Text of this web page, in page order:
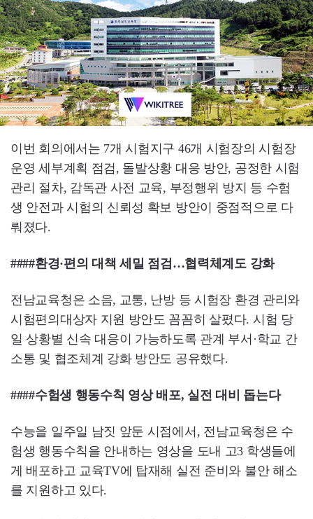
이번 회의에서는 7개 시험지구 46개 시험장의 시험장
운영 세부계획 점검, 돌발상황 대응 방안, 공정한 시험
관리 절차, 감독관 사전 교육, 부정행위 방지 등 수험
생 안전과 시험의 신뢰성 확보 방안이 중점적으로 다
뤄졌다.
####환경·편의 대책 세밀 점검…협력체계도 강화
전남교육청은 소음, 교통, 난방 등 시험장 환경 관리와
시험편의대상자 지원 방안도 꼼꼼히 살폈다. 시험 당
일 상황별 신속 대응이 가능하도록 관계 부서·학교 간
소통 및 협조체계 강화 방안도 공유했다.
####수험생 행동수칙 영상 배포, 실전 대비 돕는다
수능을 일주일 남짓 앞둔 시점에서, 전남교육청은 수
험생 행동수칙을 안내하는 영상을 도내 고3 학생들에
게 배포하고 교육TV에 탑재해 실전 준비와 불안 해소
를 지원하고 있다.